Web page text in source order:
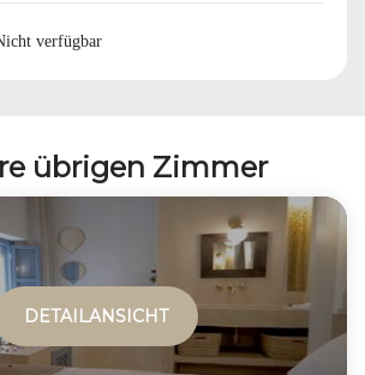
verfügbar
übrigen Zimmer
DETAILANSICHT